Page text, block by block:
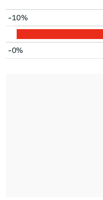
-10%
-0%